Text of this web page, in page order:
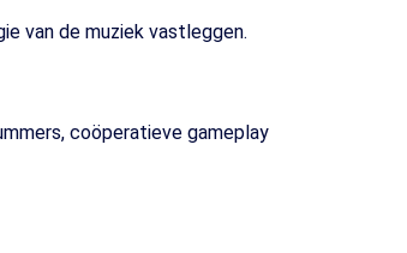
van de muziek vastleggen.
coöperatieve gameplay